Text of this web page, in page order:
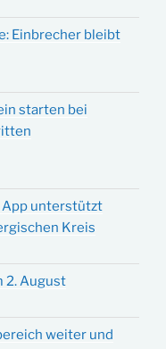
Einbrecher bleibt
starten bei
App unterstützt
Kreis
2. August
weiter und